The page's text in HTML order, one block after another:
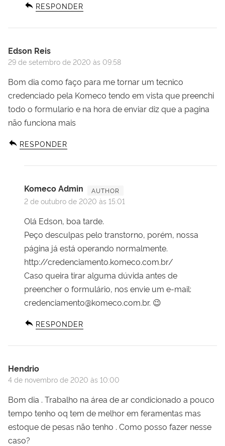
RESPONDER
Edson Reis
29 de setembro de 2020 às 09:58
Bom dia como faço para me tornar um tecnico
credenciado pela Komeco tendo em vista que preenchi
todo o formulario e na hora de enviar diz que a pagina
não funciona mais
RESPONDER
Komeco Admin
2 de outubro de 2020 às 15:01
Olá Edson, boa tarde.
Peço desculpas pelo transtorno, porém, nossa
página já está operando normalmente.
http://credenciamento.komeco.com.br/
Caso queira tirar alguma dúvida antes de
preencher o formulário, nos envie um e-mail:
credenciamento@komeco.com.br. 😉
RESPONDER
Hendrio
4 de novembro de 2020 às 10:00
Bom dia . Trabalho na área de ar condicionado a pouco
tempo tenho oq tem de melhor em feramentas mas
estoque de pesas não tenho . Como posso fazer nesse
caso?